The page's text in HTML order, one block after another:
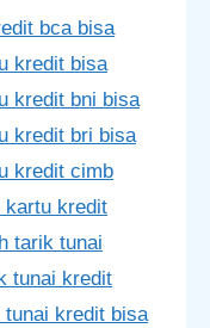
bca bisa
kredit bisa
kredit bni bisa
kredit bri bisa
kredit cimb
kartu kredit
tarik tunai
tunai kredit
kredit bisa